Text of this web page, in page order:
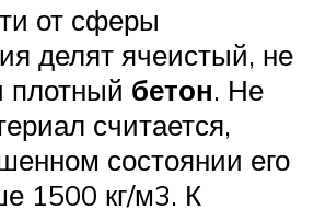
от сферы
делят ячеистый, не
плотный бетон. Не
считается,
состоянии его
1500 кг/м3. К